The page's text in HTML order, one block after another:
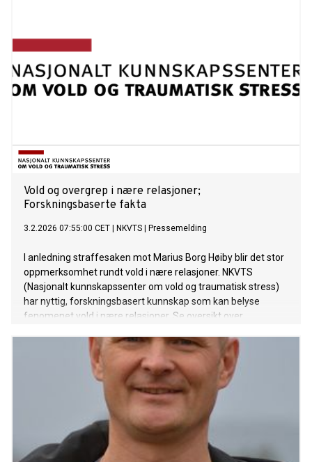
Vold og overgrep i nære relasjoner;
Forskningsbaserte fakta
3.2.2026 07:55:00 CET NKVTS Pressemelding
I anledning straffesaken mot Marius Borg Høiby blir det stor
oppmerksomhet rundt vold i nære relasjoner. NKVTS
(Nasjonalt kunnskapssenter om vold og traumatisk stress)
har nyttig, forskningsbasert kunnskap som kan belyse
fenomenet vold i nære relasjoner. Se oversikt over
om vold i nære relasjoner, kan virke aktiverende for mange
utsatte, og flere kan få behov for å søke hjelp for egen
situasjon. Info om hva utsatte kan trenge, og liste over
hjelpetjenester ligger også i denne saken.